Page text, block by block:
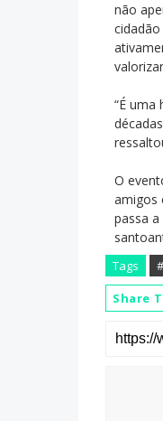
não
“É uma
O
amigos
passa
Tags
Share